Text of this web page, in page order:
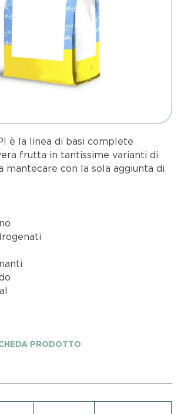
è la linea di basi complete
frutta in tantissime varianti di
mantecare con la sola aggiunta di
PRODOTTO